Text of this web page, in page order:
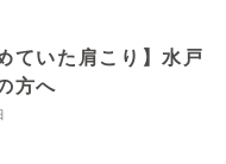
ていた肩こり】水戸
方へ